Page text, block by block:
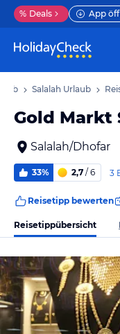
% Deals App
Salalah Urlaub
Gold Markt
Salalah/Dhofar
33% 2,7 / 6 3
Reisetipp bewerten
Reisetippübersicht